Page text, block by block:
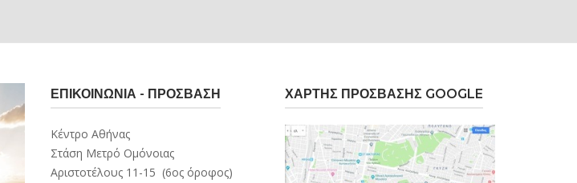
ΕΠΙΚΟΙΝΩΝΊΑ - ΠΡΌΣΒΑΣΗ
Κέντρο Αθήνας
Στάση Μετρό Ομόνοιας
Αριστοτέλους 11-15 (6ος όροφος)
ΧΆΡΤΗΣ ΠΡΌΣΒΑΣΗΣ GOOGLE